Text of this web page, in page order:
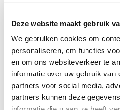
Deze website maakt gebruik
We gebruiken cookies om
personaliseren, om functies
en om ons websiteverkeer te
informatie over uw gebruik van
partners voor social media,
partners kunnen deze
DEZE KWALITEITEN
KRANTENBEZORGER
Je bent verantwoordelijk
Je houdt van lekker
Je houdt vooral van fijn
Je wordt blij van het